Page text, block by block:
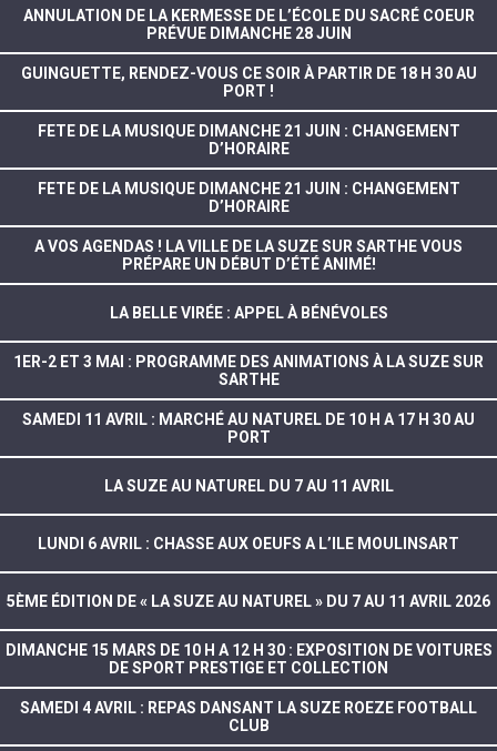
ANNULATION DE LA KERMESSE DE L’ÉCOLE DU SACRÉ COEUR
PRÉVUE DIMANCHE 28 JUIN
GUINGUETTE, RENDEZ-VOUS CE SOIR À PARTIR DE 18 H 30 AU
PORT !
FETE DE LA MUSIQUE DIMANCHE 21 JUIN : CHANGEMENT
D’HORAIRE
FETE DE LA MUSIQUE DIMANCHE 21 JUIN : CHANGEMENT
D’HORAIRE
A VOS AGENDAS ! LA VILLE DE LA SUZE SUR SARTHE VOUS
PRÉPARE UN DÉBUT D’ÉTÉ ANIMÉ!
LA BELLE VIRÉE : APPEL À BÉNÉVOLES
1ER-2 ET 3 MAI : PROGRAMME DES ANIMATIONS À LA SUZE SUR
SARTHE
SAMEDI 11 AVRIL : MARCHÉ AU NATUREL DE 10 H A 17 H 30 AU
PORT
LA SUZE AU NATUREL DU 7 AU 11 AVRIL
LUNDI 6 AVRIL : CHASSE AUX OEUFS A L’ILE MOULINSART
5ÈME ÉDITION DE « LA SUZE AU NATUREL » DU 7 AU 11 AVRIL 2026
DIMANCHE 15 MARS DE 10 H A 12 H 30 : EXPOSITION DE VOITURES
DE SPORT PRESTIGE ET COLLECTION
SAMEDI 4 AVRIL : REPAS DANSANT LA SUZE ROEZE FOOTBALL
CLUB